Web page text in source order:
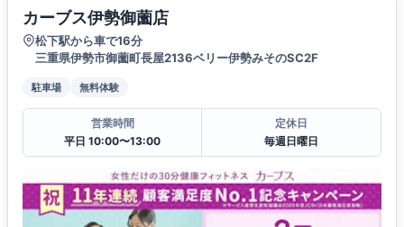
カーブス伊勢御薗店
松下駅から車で16分
三重県伊勢市御薗町長屋2136ベリー伊勢みそのSC2F
駐車場 無料体験
営業時間
平日 10:00〜13:00
定休日
毎週日曜日